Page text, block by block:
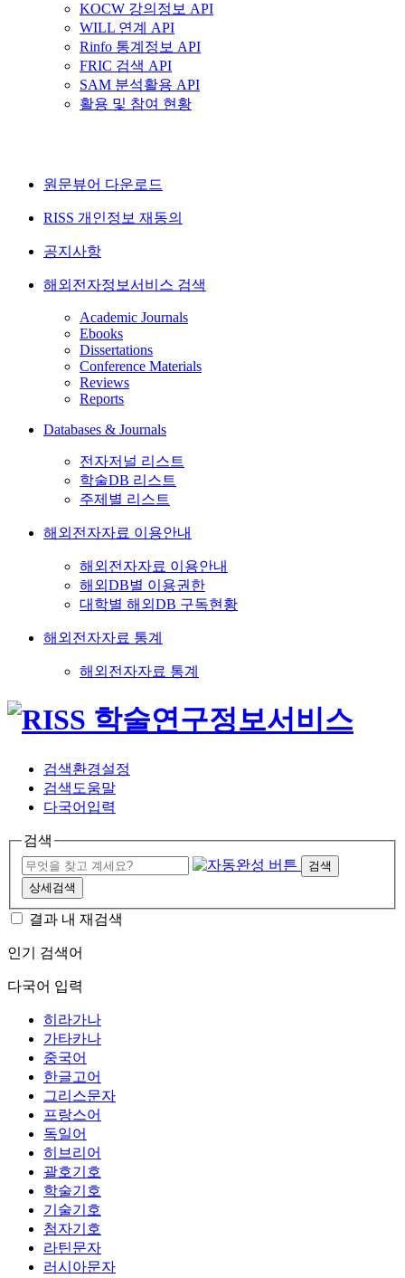
KOCW 강의정보 API
WILL 연계 API
Rinfo 통계정보 API
FRIC 검색 API
SAM 분석활용 API
활용 및 참여 현황
원문뷰어 다운로드
RISS 개인정보 재동의
공지사항
해외전자정보서비스 검색
Academic Journals
Ebooks
Dissertations
Conference Materials
Reviews
Reports
Databases & Journals
전자저널 리스트
학술DB 리스트
주제별 리스트
해외전자자료 이용안내
해외전자자료 이용안내
해외DB별 이용권한
대학별 해외DB 구독현황
해외전자자료 통계
해외전자자료 통계
검색환경설정
검색도움말
다국어입력
검색
검색
상세검색
결과 내 재검색
인기 검색어
다국어 입력
히라가나
가타카나
중국어
한글고어
그리스문자
프랑스어
독일어
히브리어
괄호기호
학술기호
기술기호
첨자기호
라틴문자
러시아문자